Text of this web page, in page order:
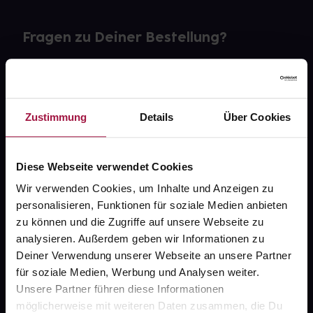
Zustimmung Details Über Cookies
Diese Webseite verwendet Cookies
Wir verwenden Cookies, um Inhalte und Anzeigen zu
personalisieren, Funktionen für soziale Medien anbieten
zu können und die Zugriffe auf unsere Webseite zu
analysieren. Außerdem geben wir Informationen zu
Deiner Verwendung unserer Webseite an unsere Partner
für soziale Medien, Werbung und Analysen weiter.
Unsere Partner führen diese Informationen
möglicherweise mit weiteren Daten zusammen, die Du
Fragen zu Deiner Bestellung?
gesund.de
Über uns
Karriere
Newsletter